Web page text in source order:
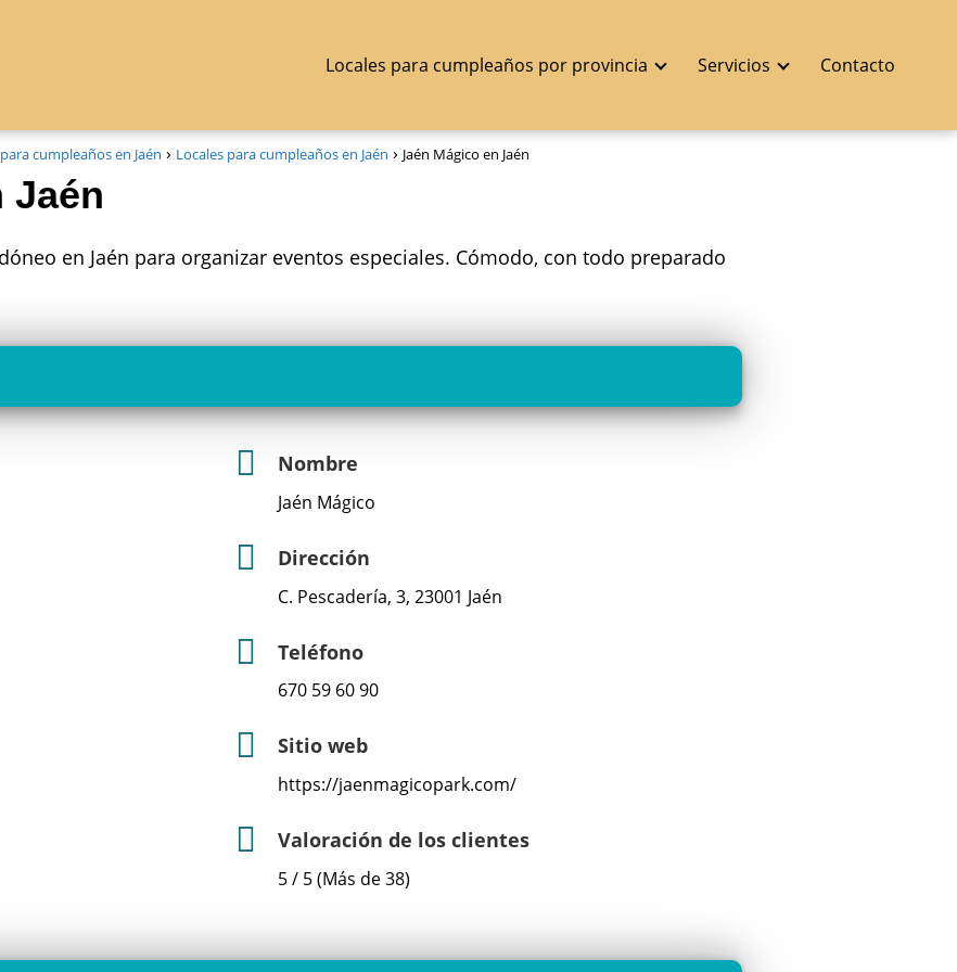
Locales para cumpleaños por provincia Servicios Contacto
cumpleaños en Jaén Locales para cumpleaños en Jaén Jaén Mágico en Jaén
Jaén
en Jaén para organizar eventos especiales. Cómodo, con todo preparado
Nombre
Jaén Mágico
Dirección
C. Pescadería, 3, 23001 Jaén
Teléfono
670 59 60 90
Sitio web
https://jaenmagicopark.com/
Valoración de los clientes
5 / 5 (Más de 38)